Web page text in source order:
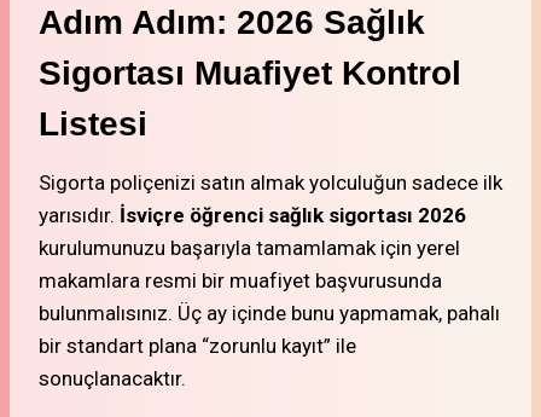
Adım Adım: 2026 Sağlık
Sigortası Muafiyet Kontrol
Listesi
Sigorta poliçenizi satın almak yolculuğun sadece ilk
yarısıdır. İsviçre öğrenci sağlık sigortası 2026
kurulumunuzu başarıyla tamamlamak için yerel
makamlara resmi bir muafiyet başvurusunda
bulunmalısınız. Üç ay içinde bunu yapmamak, pahalı
bir standart plana “zorunlu kayıt” ile
sonuçlanacaktır.